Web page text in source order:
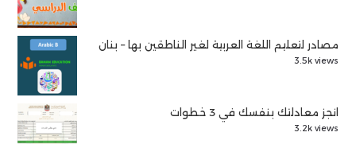
مصادر لتعليم اللغة العربية لغير الناطقين بها – بنان
3.5k views
انجز معادلتك بنفسك في 3 خطوات
3.2k views